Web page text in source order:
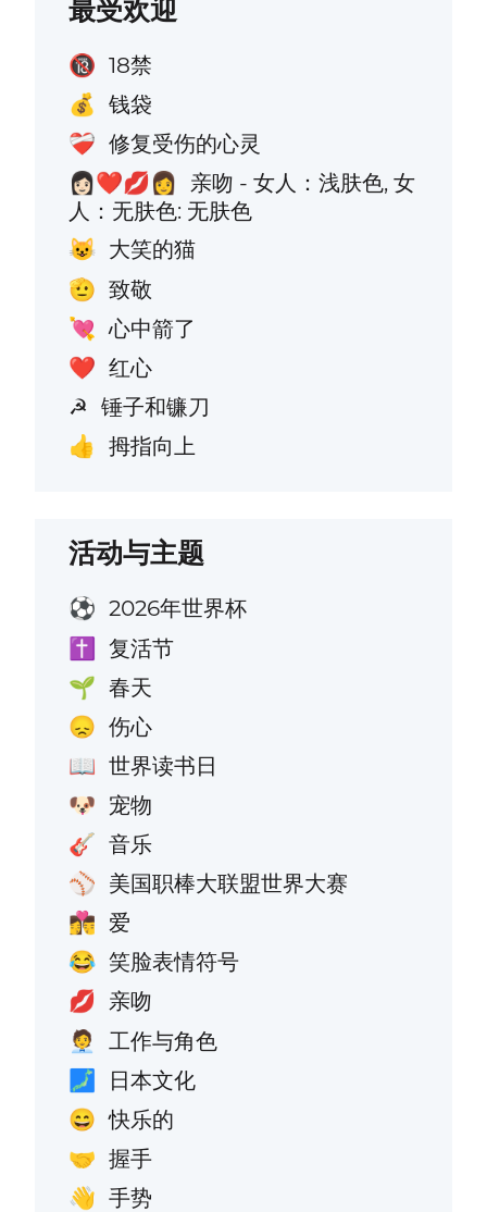
最受欢迎
🔞 18禁
💰 钱袋
❤️‍🩹 修复受伤的心灵
👩🏻‍❤️‍💋‍👩
亲吻 - 女人：浅肤色, 女
人：无肤色: 无肤色
😺 大笑的猫
🫡 致敬
💘 心中箭了
❤️ 红心
☭ 锤子和镰刀
👍 拇指向上
活动与主题
⚽ 2026年世界杯
✝️ 复活节
🌱 春天
😞 伤心
📖 世界读书日
🐶 宠物
🎸 音乐
⚾ 美国职棒大联盟世界大赛
👩‍❤️‍💋‍👨 爱
😂 笑脸表情符号
💋 亲吻
🧑‍💼 工作与角色
🗾 日本文化
😄 快乐的
🤝 握手
👋 手势